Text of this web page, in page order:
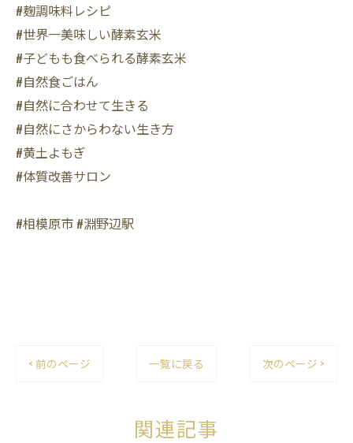
#麹調味料レシピ
#世界一美味しい酵素玄米
#子どもも食べられる酵素玄米
#自然食ごはん
#自然に合わせて生きる
#自然にさからわない生き方
#黄土よもぎ
#体質改善サロン
#相模原市 #淵野辺駅
< 前のページ 一覧に戻る 次のページ >
関連記事